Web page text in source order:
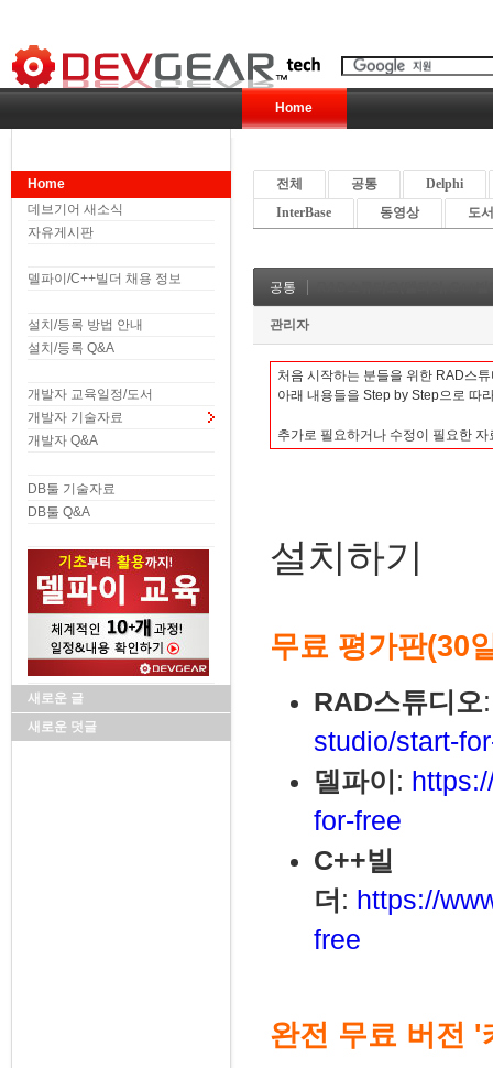
Home
Home
데브기어 새소식
자유게시판
델파이/C++빌더 채용 정보
설치/등록 방법 안내
설치/등록 Q&A
개발자 교육일정/도서
개발자 기술자료
개발자 Q&A
DB툴 기술자료
DB툴 Q&A
새로운 글
새로운 덧글
전체 공통
Delphi
InterBase
동영상 도
공통
관리자
처음 시작하는 분들을 위한 RAD스
아래 내용들을 Step by Step으로 따
추가로 필요하거나 수정이
설치하기
무료 평가판(30
RAD스튜디오
studio/start-
델파이 :
for-free
C++빌
더 : https://
free
완전 무료 버전 '